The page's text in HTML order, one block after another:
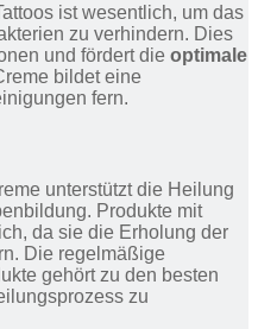
ist wesentlich, um das
zu verhindern. Dies
und fördert die optimale
bildet eine
fern.
unterstützt die Heilung
Produkte mit
da sie die Erholung der
Die regelmäßige
gehört zu den besten
zu